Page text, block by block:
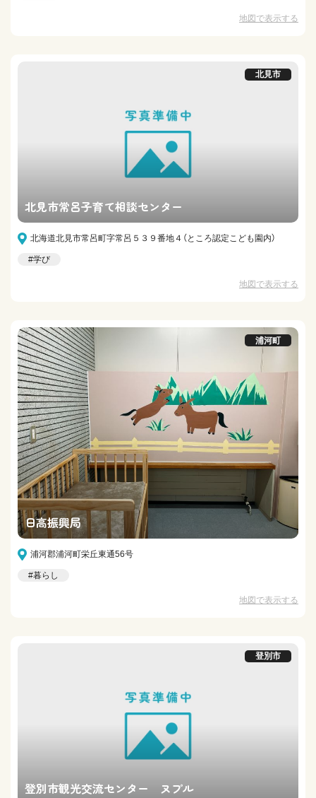
地図で表示する
北見市
北見市常呂子育て相談センター
北海道北見市常呂町字常呂５３９番地４（ところ認定こども園内）
#学び
地図で表示する
浦河町
日高振興局
浦河郡浦河町栄丘東通56号
#暮らし
地図で表示する
登別市
登別市観光交流センター ヌプル